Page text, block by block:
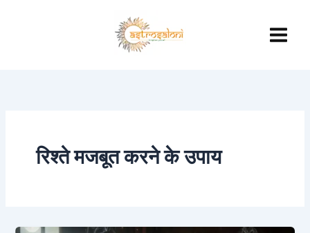
रिश्ते मजबूत करने के उपाय